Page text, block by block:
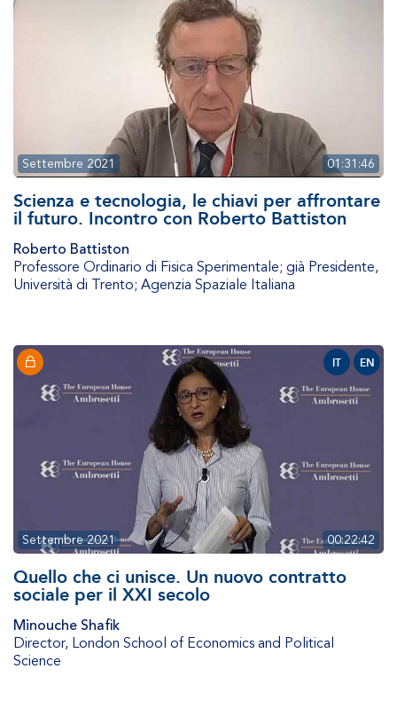
01:31:46
Settembre 2021
Scienza e tecnologia, le chiavi per affrontare
il futuro. Incontro con Roberto Battiston
Roberto Battiston
Professore Ordinario di Fisica Sperimentale; già Presidente,
Università di Trento; Agenzia Spaziale Italiana
IT EN
00:22:42
Settembre 2021
Quello che ci unisce. Un nuovo contratto
sociale per il XXI secolo
Minouche Shafik
Director, London School of Economics and Political
Science